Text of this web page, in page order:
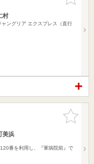
村
ングリア エクスプレス（直行
お気に入
りに追加
美浜
番を利用し、『軍病院前』で